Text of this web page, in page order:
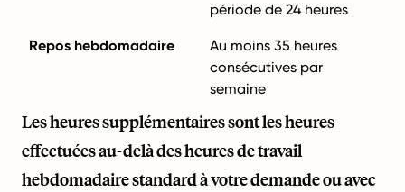
période de 24 heures
Repos hebdomadaire
Au moins 35 heures
consécutives par
semaine
Les heures supplémentaires sont les heures
effectuées au-delà des heures de travail
hebdomadaire standard à votre demande ou avec